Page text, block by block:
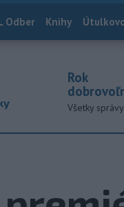
Odber Knihy
Rok
Všetky správy